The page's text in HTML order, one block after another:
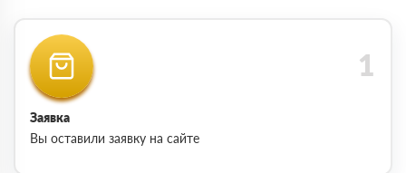
Заявка
Вы оставили заявку на сайте